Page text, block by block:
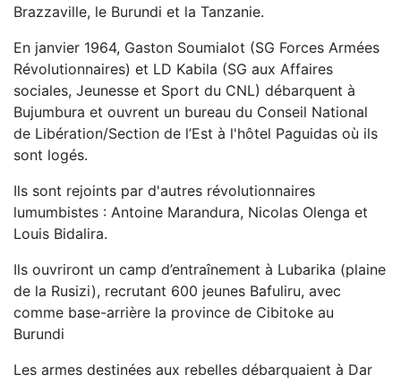
Brazzaville, le Burundi et la Tanzanie.
En janvier 1964, Gaston Soumialot (SG Forces Armées
Révolutionnaires) et LD Kabila (SG aux Affaires
sociales, Jeunesse et Sport du CNL) débarquent à
Bujumbura et ouvrent un bureau du Conseil National
de Libération/Section de l’Est à l'hôtel Paguidas où ils
sont logés.
Ils sont rejoints par d'autres révolutionnaires
lumumbistes : Antoine Marandura, Nicolas Olenga et
Louis Bidalira.
Ils ouvriront un camp d’entraînement à Lubarika (plaine
de la Rusizi), recrutant 600 jeunes Bafuliru, avec
comme base-arrière la province de Cibitoke au
Burundi
Les armes destinées aux rebelles débarquaient à Dar